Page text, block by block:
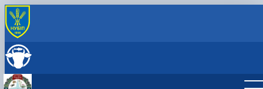
ПРО КАФЕДРУ
Навчально-науково-виробнича лабораторія «Водні
ОСВІТНЯ ДІЯЛЬНІСТЬ